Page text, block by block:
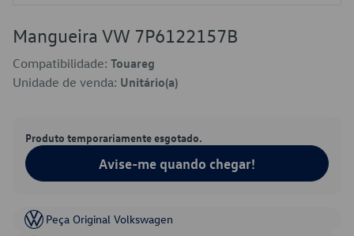
Mangueira VW 7P6122157B
Compatibilidade: Touareg
Unidade de venda: Unitário(a)
Produto temporariamente esgotado.
Avise-me quando chegar!
Peça Original Volkswagen